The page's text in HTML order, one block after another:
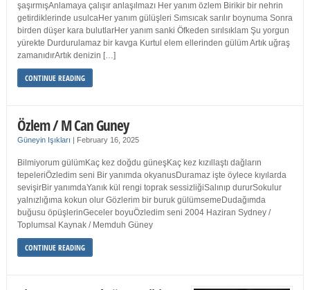
şaşırmışAnlamaya çalışır anlaşılmazı Her yanım özlem Birikir bir nehrin
getirdiklerinde usulcaHer yanım gülüşleri Sımsıcak sarılır boynuma Sonra
birden düşer kara bulutlarHer yanım sanki Öfkeden sırılsıklam Şu yorgun
yürekte Durdurulamaz bir kavga Kurtul elem ellerinden gülüm Artık uğraş
zamanıdırArtık denizin […]
CONTINUE READING
Özlem / M Can Guney
Güneyin Işıkları | February 16, 2025
Bilmiyorum gülümKaç kez doğdu güneşKaç kez kızıllaştı dağların
tepeleriÖzledim seni Bir yanımda okyanusDuramaz işte öylece kıyılarda
sevişirBir yanımdaYanık kül rengi toprak sessizliğiSalınıp dururSokulur
yalnızlığıma kokun olur Gözlerim bir buruk gülümsemeDudağımda
buğusu öpüşlerinGeceler boyuÖzledim seni 2004 Haziran Sydney /
Toplumsal Kaynak / Memduh Güney
CONTINUE READING